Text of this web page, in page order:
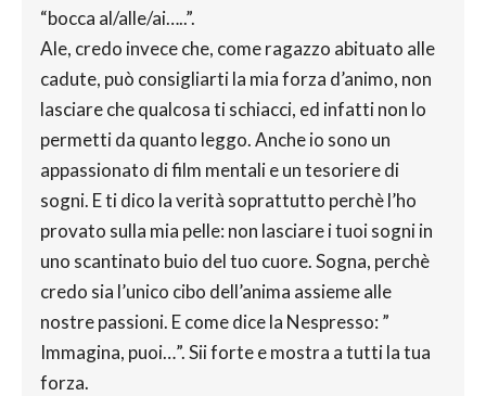
“bocca al/alle/ai…..”.
Ale, credo invece che, come ragazzo abituato alle
cadute, può consigliarti la mia forza d’animo, non
lasciare che qualcosa ti schiacci, ed infatti non lo
permetti da quanto leggo. Anche io sono un
appassionato di film mentali e un tesoriere di
sogni. E ti dico la verità soprattutto perchè l’ho
provato sulla mia pelle: non lasciare i tuoi sogni in
uno scantinato buio del tuo cuore. Sogna, perchè
credo sia l’unico cibo dell’anima assieme alle
nostre passioni. E come dice la Nespresso: ”
Immagina, puoi…”. Sii forte e mostra a tutti la tua
forza.